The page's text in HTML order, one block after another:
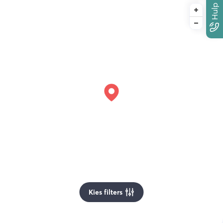
Kies filters